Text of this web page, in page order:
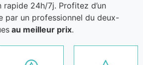
rapide 24h/7j. Profitez d’un
par un professionnel du deux-
au meilleur prix.